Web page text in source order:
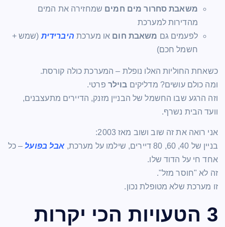
משאבת סחרור מים חמים שמחזירה את המים
מהדירות למערכת
לפעמים גם משאבת חום או מערכת היברידית (שמש +
חשמל חכם)
כשאחת החוליות האלו נופלת – המערכת כולה קורסת.
ומה כולם עושים? מדליקים בוילר פרטי.
וזה הרגע שבו החשמל של הבניין מזנק, הדיירים מתעצבנים,
וועד הבית נשרף.
אני רואה את זה שוב ושוב מאז 2003:
בניין של 40, 60, 80 דיירים, שילמו על מערכת,
אבל בפועל – כל
אחד חי על הדוד שלו.
זה לא "חוסר מזל".
זו מערכת שלא מטופלת נכון.
3 הטעויות הכי יקרות